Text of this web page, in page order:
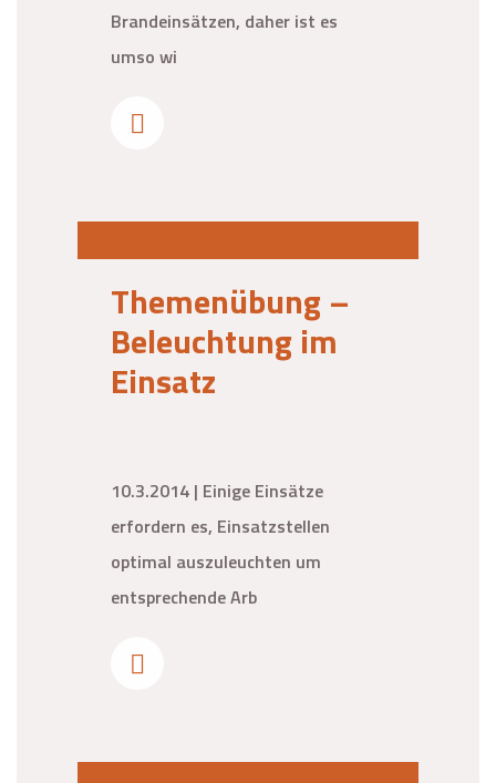
Brandeinsätzen, daher ist es
umso wi
Themenübung –
Beleuchtung im
Einsatz
10.3.2014 | Einige Einsätze
erfordern es, Einsatzstellen
optimal auszuleuchten um
entsprechende Arb